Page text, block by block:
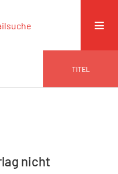
TITEL
nicht